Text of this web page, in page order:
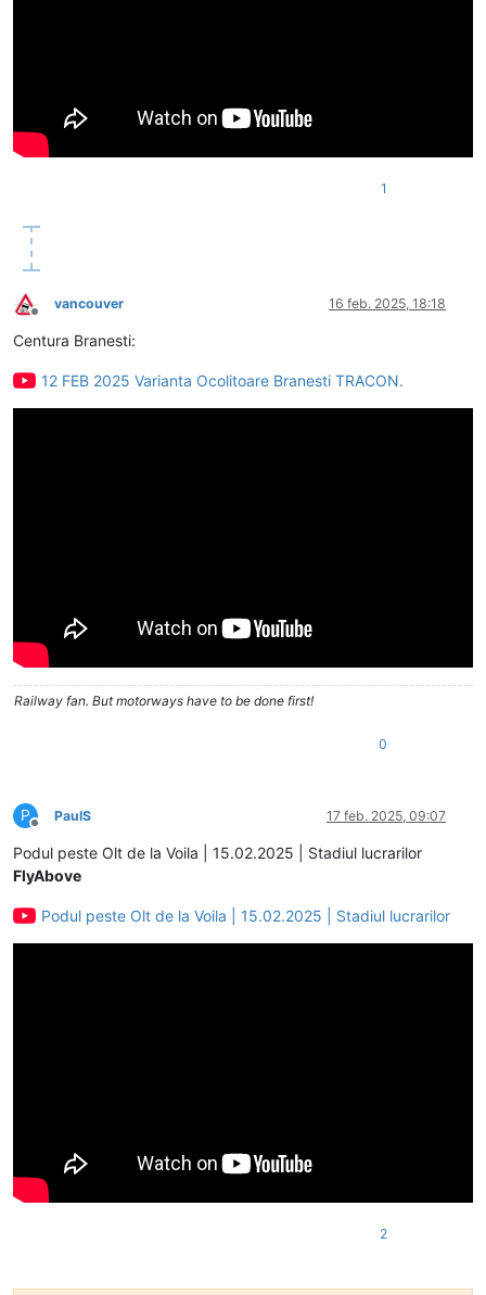
1
Deconectat
vancouver 16 feb. 2025, 18:18
Centura Branesti:
12 FEB 2025 Varianta Ocolitoare Branesti TRACON.
Railway fan. But motorways have to be done first!
0
P
Deconectat
PaulS 17 feb. 2025, 09:07
Podul peste Olt de la Voila | 15.02.2025 | Stadiul lucrarilor
FlyAbove
Podul peste Olt de la Voila | 15.02.2025 | Stadiul lucrarilor
2